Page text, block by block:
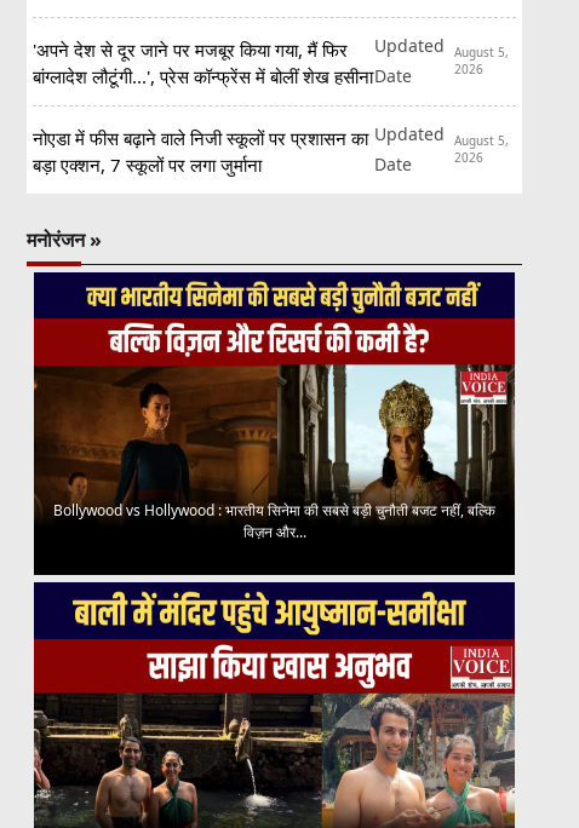
'अपने देश से दूर जाने पर मजबूर किया गया, मैं फिर
बांग्लादेश लौटूंगी...', प्रेस कॉन्फ्रेंस में बोलीं शेख हसीना
Updated
Date
August 5,
2026
नोएडा में फीस बढ़ाने वाले निजी स्कूलों पर प्रशासन का
बड़ा एक्शन, 7 स्कूलों पर लगा जुर्माना
Updated
Date
August 5,
2026
मनोरंजन »
Bollywood vs Hollywood : भारतीय सिनेमा की सबसे बड़ी चुनौती बजट नहीं, बल्कि
विज़न और...